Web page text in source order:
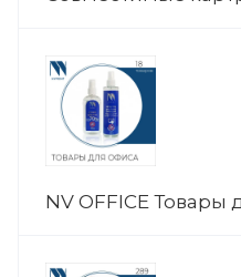
NV OFFICE Товары